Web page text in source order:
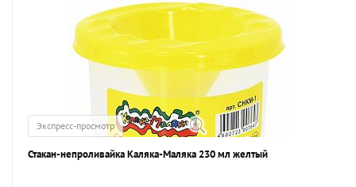
Экспресс-просмотр
Стакан-непроливайка Каляка-Маляка 230 мл желтый